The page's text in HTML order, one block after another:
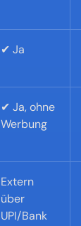
✔ Ja
✔ Ja, ohne
Werbung
Extern
über
UPI/Bank